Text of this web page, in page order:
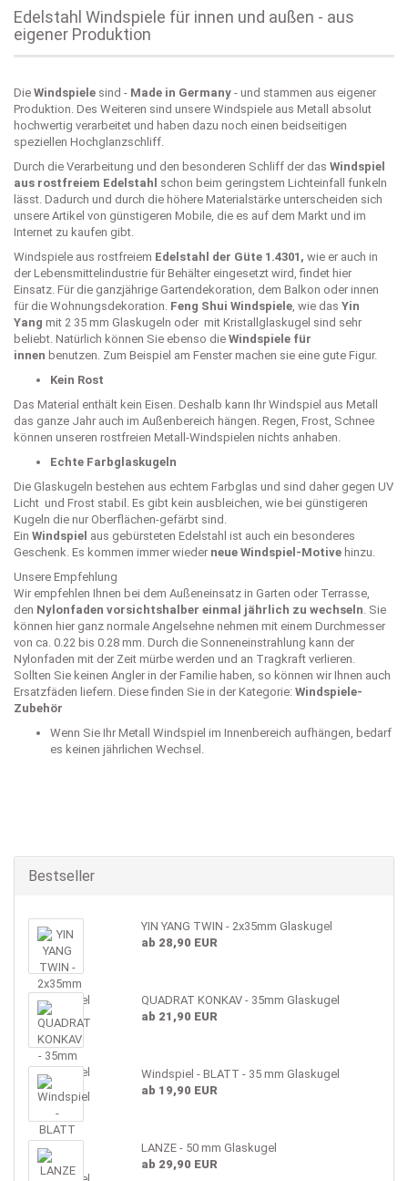
Edelstahl Windspiele für innen und außen - aus
eigener Produktion
Die Windspiele sind - Made in Germany - und stammen aus eigener
Produktion. Des Weiteren sind unsere Windspiele aus Metall absolut
hochwertig verarbeitet und haben dazu noch einen beidseitigen
speziellen Hochglanzschliff.
Durch die Verarbeitung und den besonderen Schliff der das Windspiel
aus rostfreiem Edelstahl schon beim geringstem Lichteinfall funkeln
lässt. Dadurch und durch die höhere Materialstärke unterscheiden sich
unsere Artikel von günstigeren Mobile, die es auf dem Markt und im
Internet zu kaufen gibt.
Windspiele aus rostfreiem Edelstahl der Güte 1.4301, wie er auch in
der Lebensmittelindustrie für Behälter eingesetzt wird, findet hier
Einsatz. Für die ganzjährige Gartendekoration, dem Balkon oder innen
für die Wohnungsdekoration. Feng Shui Windspiele, wie das Yin
Yang mit 2 35 mm Glaskugeln oder mit Kristallglaskugel sind sehr
beliebt. Natürlich können Sie ebenso die Windspiele für
innen benutzen. Zum Beispiel am Fenster machen sie eine gute Figur.
Kein Rost
Das Material enthält kein Eisen. Deshalb kann Ihr Windspiel aus Metall
das ganze Jahr auch im Außenbereich hängen. Regen, Frost, Schnee
können unseren rostfreien Metall-Windspielen nichts anhaben.
Echte Farbglaskugeln
Die Glaskugeln bestehen aus echtem Farbglas und sind daher gegen UV
Licht und Frost stabil. Es gibt kein ausbleichen, wie bei günstigeren
Kugeln die nur Oberflächen-gefärbt sind.
Ein Windspiel aus gebürsteten Edelstahl ist auch ein besonderes
Geschenk. Es kommen immer wieder neue Windspiel-Motive hinzu.
Unsere Empfehlung
Wir empfehlen Ihnen bei dem Außeneinsatz in Garten oder Terrasse,
den Nylonfaden vorsichtshalber einmal jährlich zu wechseln. Sie
können hier ganz normale Angelsehne nehmen mit einem Durchmesser
von ca. 0.22 bis 0.28 mm. Durch die Sonneneinstrahlung kann der
Nylonfaden mit der Zeit mürbe werden und an Tragkraft verlieren.
Sollten Sie keinen Angler in der Familie haben, so können wir Ihnen auch
Ersatzfäden liefern. Diese finden Sie in der Kategorie: Windspiele-
Zubehör
Wenn Sie Ihr Metall Windspiel im Innenbereich aufhängen, bedarf
es keinen jährlichen Wechsel.
Bestseller
YIN YANG TWIN - 2x35mm Glaskugel
ab 28,90 EUR
QUADRAT KONKAV - 35mm Glaskugel
ab 21,90 EUR
Windspiel - BLATT - 35 mm Glaskugel
ab 19,90 EUR
LANZE - 50 mm Glaskugel
ab 29,90 EUR